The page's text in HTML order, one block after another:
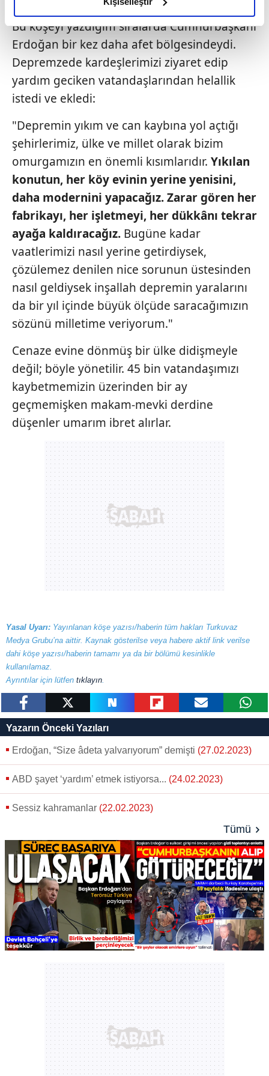
elimizden gelen çabayı gösterdiğimizi ve bu noktada,
reklamların maliyetlerimizi karşılamak noktasında tek gelir
kalemimiz olduğunu sizlere hatırlatmak isteriz.
Her halükârda, kullanıcılar, bu çerezlere izin vermedikleri
takdirde, kullanıcılara hedefli reklamlar
gösterilmeyecektir."
Sizlere daha iyi bir hizmet sunabilmek için İnternet
Sitemizde kendimize ve üçüncü kişilere ait çerezler
kullanılmaktadır. Bu çerezler vasıtasıyla çeşitli kişisel
verileriniz işlenmekte olup gerekli olan çerezler bilgi
toplumu hizmetlerinin sunulması amacıyla
kullanılmaktadır. Diğer çerezler, sitemizin daha işlevsel
kılınması ve kişiselleştirilmesi ve sizlere yönelik
reklam/pazarlama faaliyetlerinin yapılması, amaçlarıyla
sınırlı olarak açık rızanız dahilinde kullanılacaktır.
Çerezlere ilişkin tercihlerinizi aşağıda yer alan panel
vasıtasıyla belirleyebilirsiniz. Çerezlere ilişkin detaylı bilgi
için Ayarlar butonuna tıklayabilir,Çerez Bilgilendirme
Metnimizi
ziyaret edebilirsiniz.
6698 sayılı Kişisel Verilerin Korunması Kanunu uyarınca
hazırlanmış Aydınlatma Metnimizi okumak ve sitemizde
ilgili mevzuata uygun olarak kullanılan çerezlerle ilgili bilgi
almak için lütfentıklayınız .
Bu köşeyi yazdığım sıralarda Cumhurbaşkanı
Erdoğan bir kez daha afet bölgesindeydi.
Depremzede kardeşlerimizi ziyaret edip
yardım geciken vatandaşlarından helallik
istedi ve ekledi:
"Depremin yıkım ve can kaybına yol açtığı
şehirlerimiz, ülke ve millet olarak bizim
omurgamızın en önemli kısımlarıdır. Yıkılan
konutun, her köy evinin yerine yenisini,
daha modernini yapacağız. Zarar gören her
fabrikayı, her işletmeyi, her dükkânı tekrar
ayağa kaldıracağız. Bugüne kadar
vaatlerimizi nasıl yerine getirdiysek,
çözülemez denilen nice sorunun üstesinden
nasıl geldiysek inşallah depremin yaralarını
da bir yıl içinde büyük ölçüde saracağımızın
sözünü milletime veriyorum."
Cenaze evine dönmüş bir ülke didişmeyle
değil; böyle yönetilir. 45 bin vatandaşımızı
kaybetmemizin üzerinden bir ay
geçmemişken makam-mevki derdine
düşenler umarım ibret alırlar.
Yasal Uyarı: Yayınlanan köşe yazısı/haberin tüm hakları Turkuvaz
Medya Grubu’na aittir. Kaynak gösterilse veya habere aktif link verilse
dahi köşe yazısı/haberin tamamı ya da bir bölümü kesinlikle
kullanılamaz.
Ayrıntılar için lütfen tıklayın.
Yazarın Önceki Yazıları
Erdoğan, “Size âdeta yalvarıyorum” demişti (27.02.2023)
ABD şayet ‘yardım’ etmek istiyorsa... (24.02.2023)
Sessiz kahramanlar (22.02.2023)
Tümü